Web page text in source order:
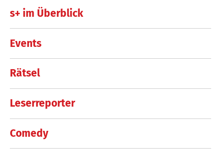
s+ im Überblick
Events
Rätsel
Leserreporter
Comedy